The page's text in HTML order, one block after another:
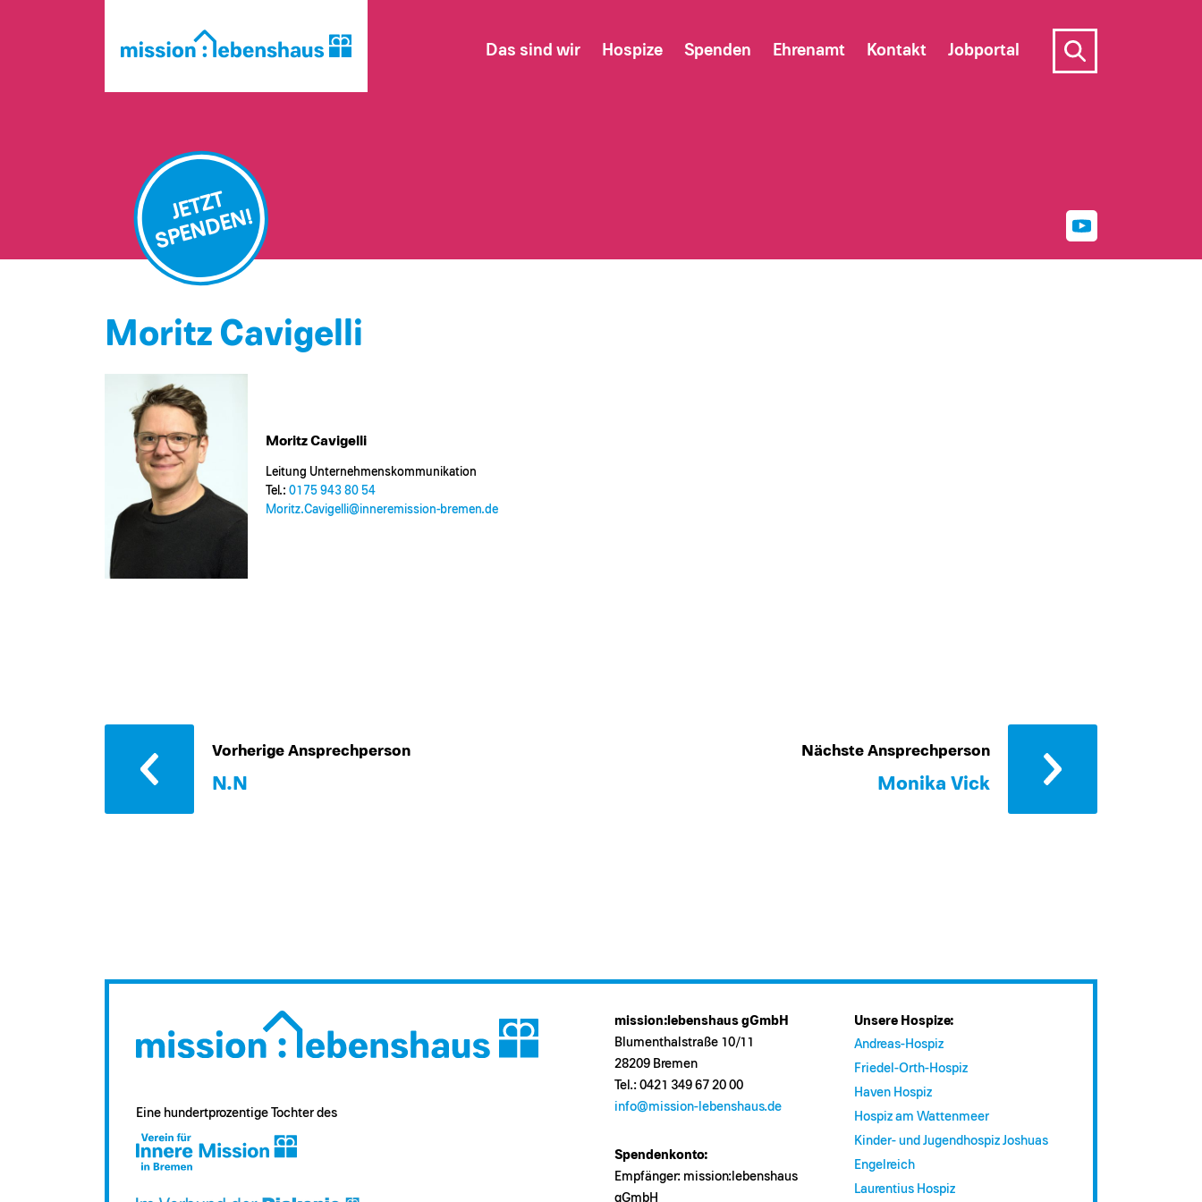
JETZT
SPENDEN!
Moritz Cavigelli
Moritz Cavigelli
Leitung Unternehmenskommunikation
Tel.: 0175 943 80 54
Moritz.Cavigelli@​inneremission-bremen.de
Vorherige Ansprechperson
N.N
Nächste Ansprechperson
Monika Vick
Eine hundertprozentige Tochter des
mission:lebenshaus gGmbH
Blumenthalstraße 10/11
28209 Bremen
Tel.: 0421 349 67 20 00
info@mission-lebenshaus.de
Spendenkonto:
Empfänger: mission:lebenshaus
gGmbH
Unsere Hospize:
Andreas-Hospiz
Friedel-Orth-Hospiz
Haven Hospiz
Hospiz am Wattenmeer
Kinder- und Jugendhospiz Joshuas
Engelreich
Laurentius Hospiz
Das sind wir Hospize Spenden Ehrenamt Kontakt Jobportal